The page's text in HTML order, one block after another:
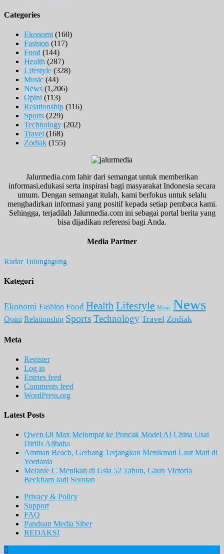
Categories
Ekonomi (160)
Fashion (117)
Food (144)
Health (287)
Lifestyle (328)
Music (44)
News (1,206)
Opini (113)
Relationship (116)
Sports (229)
Technology (202)
Travel (168)
Zodiak (155)
Jalurmedia.com lahir dari semangat untuk memberikan
informasi,edukasi serta inspirasi bagi masyarakat Indonesia secara
umum. Dengan semangat itulah, kami berfokus untuk selalu
menghadirkan informasi yang positif kepada setiap pembaca kami.
Sehingga, terjadilah Jalurmedia.com ini sebagai portal berita yang
bisa dijadikan referensi bagi Anda.
Media Partner
Radar Tulungagung
Kategori
Ekonomi Fashion Food Health Lifestyle Music News
Opini Relationship Sports Technology Travel Zodiak
Meta
Register
Log in
Entries feed
Comments feed
WordPress.org
Latest Posts
Qwen3.8 Max Melompat ke Puncak Model AI China Usai
Dirilis Alibaba
Amman Beach, Gerbang Terjangkau Menikmati Laut Mati di
Yordania
Melanie C Menikah di Usia 52 Tahun, Gaun Victoria
Beckham Jadi Sorotan
Privacy & Policy
Support
FAQ
Panduan Media Siber
REDAKSI